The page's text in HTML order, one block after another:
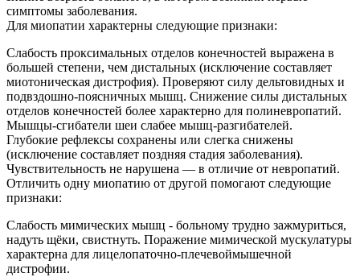
симптомы заболевания.
Для миопатии характерны следующие признаки:
Слабость проксимальных отделов конечностей выражена в
большей степени, чем дистальных (исключение составляет
миотоническая дистрофия). Проверяют силу дельтовидных и
подвздошно-поясничных мышц. Снижение силы дистальных
отделов конечностей более характерно для полиневропатий.
Мышцы-сгибатели шеи слабее мышц-разгибателей.
Глубокие рефлексы сохранены или слегка снижены
(исключение составляет поздняя стадия заболевания).
Чувствительность не нарушена — в отличие от невропатий.
Отличить одну миопатию от другой помогают следующие
признаки:
Слабость мимических мышц - больному трудно зажмуриться,
надуть щёки, свистнуть. Поражение мимической мускулатуры
характерна для лицелопаточно-плечевоймышечной
дистрофии.